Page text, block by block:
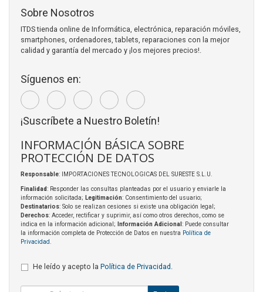
Sobre Nosotros
ITDS tienda online de Informática, electrónica, reparación móviles,
smartphones, ordenadores, tablets, reparaciones con la mejor
calidad y garantía del mercado y ¡los mejores precios!.
Síguenos en:
¡Suscríbete a Nuestro Boletín!
INFORMACIÓN BÁSICA SOBRE
PROTECCIÓN DE DATOS
Responsable: IMPORTACIONES TECNOLOGICAS DEL SURESTE S.L.U.
Finalidad: Responder las consultas planteadas por el usuario y enviarle la
información solicitada; Legitimación: Consentimiento del usuario;
Destinatarios: Solo se realizan cesiones si existe una obligación legal;
Derechos: Acceder, rectificar y suprimir, así como otros derechos, como se
indica en la información adicional;
Información Adicional : Puede consultar
la información completa de Protección de Datos en nuestra Política de
Privacidad
He leído y acepto la Política de Privacidad